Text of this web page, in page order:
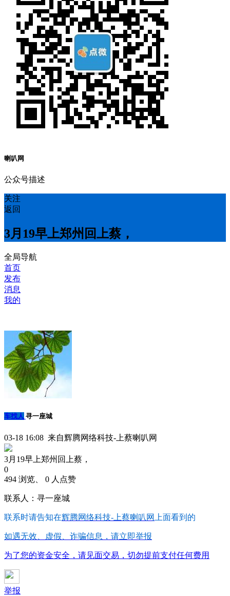
喇叭网
公众号描述
关注
返回
3月19早上郑州回上蔡，
全局导航
首页
发布
消息
我的
车找人 寻一座城
03-18 16:08 来自辉腾网络科技-上蔡喇叭网
3月19早上郑州回上蔡，
0
494 浏览、 0 人点赞
联系人：寻一座城
联系时请告知在辉腾网络科技-上蔡喇叭网 上面看到的
如遇无效、虚假、诈骗信息，请立即举报
为了您的资金安全，请见面交易，切勿提前支付任何费用
举报